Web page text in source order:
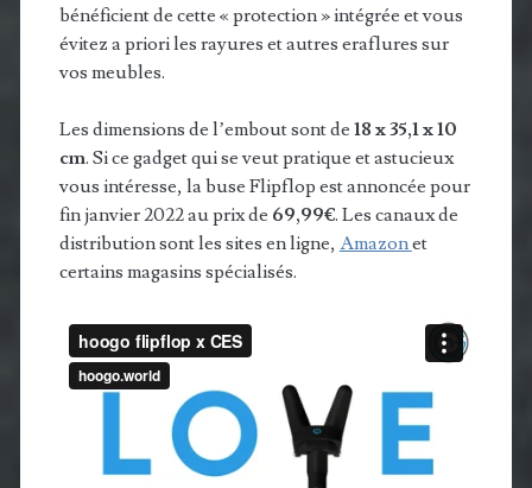
bénéficient de cette « protection » intégrée et vous
évitez a priori les rayures et autres eraflures sur
vos meubles.
Les dimensions de l’embout sont de 18 x 35,1 x 10
cm. Si ce gadget qui se veut pratique et astucieux
vous intéresse, la buse Flipflop est annoncée pour
fin janvier 2022 au prix de 69,99€. Les canaux de
distribution sont les sites en ligne, Amazonet
certains magasins spécialisés.